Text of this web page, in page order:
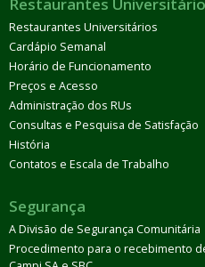
Restaurantes Universitários
Cardápio Semanal
Horário de Funcionamento
Preços e Acesso
Administração dos RUs
Consultas e Pesquisa de Satisfação
História
Contatos e Escala de Trabalho
Segurança
A Divisão de Segurança Comunitária
Procedimento para o recebimento